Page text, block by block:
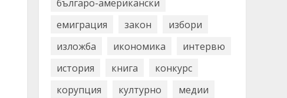
българо-американски
емиграция
закон
избори
изложба
икономика
интервю
история
книга
конкурс
корупция
културно
медии